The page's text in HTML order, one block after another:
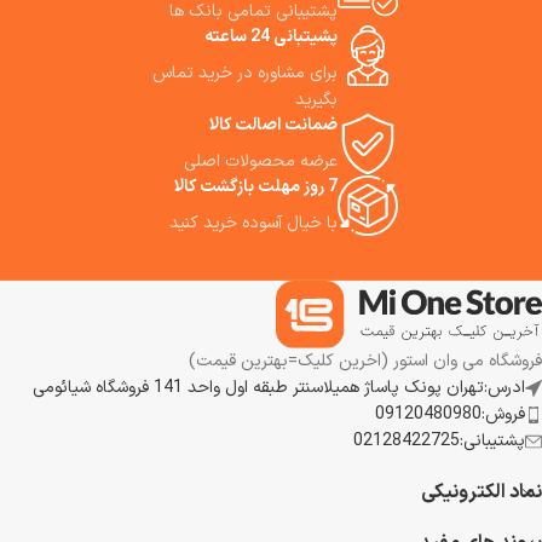
کاربران دغدغه‌مند به‌ خاطر تمیزی
و راحتی است. اگر به دنبال
«نظافت کم‌ دردسر اما با کیفیت
بالا» برای خانه خود هستید، جارو
رباتیک روبوراک Qrevo 5AE
می‌تواند گزینه بسیار مناسبی باشد.
به خصوص برای خانه‌هایی با
حیوان خانگی، فرش زیاد، یا سطوح
ترکیبی از کف سخت و فرش، مزایای
آن نمایان‌تر خواهد می‌شود. ما
پشتیبانی تمامی بانک ها
پشیتبانی 24 ساعته
برای مشاوره در خرید تماس
بگیرید
ضمانت اصالت کالا
عرضه محصولات اصلی
7 روز مهلت بازگشت کالا
با خیال آسوده خرید کنید
فروشگاه می وان استور (اخرین کلیک=بهترین قیمت)
ادرس:تهران پونک پاساژ همیلاسنتر طبقه اول واحد 141 فروشگاه شیائومی
فروش:09120480980
پشتیبانی:02128422725
نماد الکترونیکی